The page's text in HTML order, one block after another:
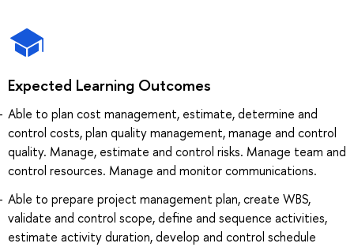
Expected Learning Outcomes
Able to plan cost management, estimate, determine and
control costs, plan quality management, manage and control
quality. Manage, estimate and control risks. Manage team and
control resources. Manage and monitor communications.
Able to prepare project management plan, create WBS,
validate and control scope, define and sequence activities,
estimate activity duration, develop and control schedule